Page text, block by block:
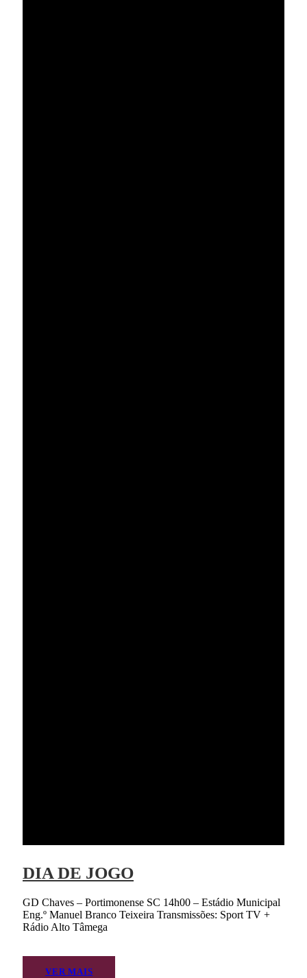
DIA DE JOGO
GD Chaves – Portimonense SC 14h00 – Estádio Municipal
Eng.º Manuel Branco Teixeira Transmissões: Sport TV +
Rádio Alto Tâmega
VER MAIS